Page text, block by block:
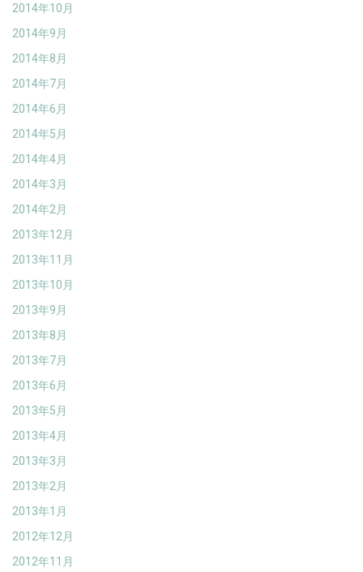
2014年10月
2014年9月
2014年8月
2014年7月
2014年6月
2014年5月
2014年4月
2014年3月
2014年2月
2013年12月
2013年11月
2013年10月
2013年9月
2013年8月
2013年7月
2013年6月
2013年5月
2013年4月
2013年3月
2013年2月
2013年1月
2012年12月
2012年11月